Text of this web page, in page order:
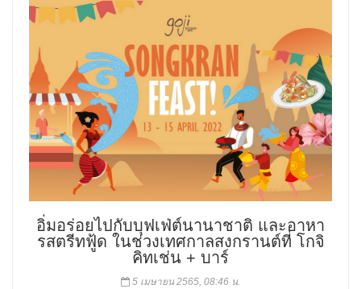
อิ่มอร่อยไปกับบุฟเฟ่ต์นานาชาติ และอาหา
รสตรีทฟู้ด ในช่วงเทศกาลสงกรานต์ที่ โกจิ
คิทเช่น + บาร์
5 เมษายน 2565, 08:46 น.